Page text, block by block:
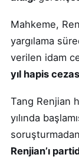
Mahkeme,
yargılama
verilen idam
yıl hapis
Tang Renjian
yılında
Renjian’ı